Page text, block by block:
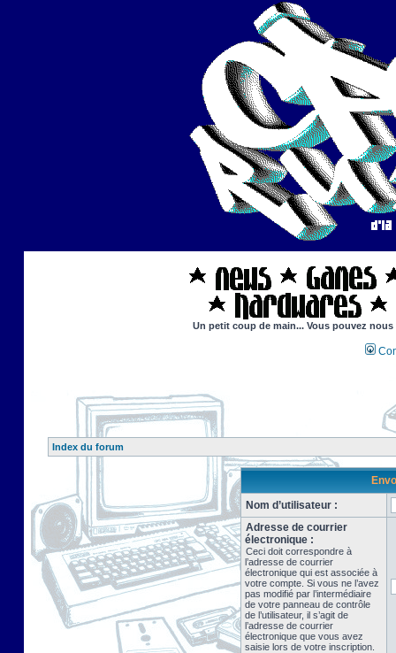
Un petit coup de main... Vous pouvez
Index du forum
Nom d’utilisateur :
Adresse de courrier
électronique :
Ceci doit correspondre à
l’adresse de courrier
électronique qui est associée à
votre compte. Si vous ne l’avez
pas modifié par l’intermédiaire
de votre panneau de contrôle
de l’utilisateur, il s’agit de
l’adresse de courrier
électronique que vous avez
saisie lors de votre inscription.